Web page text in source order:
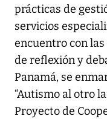
prácticas de
servicios
encuentro con
de reflexión y
Panamá, se
“Autismo al otro
Proyecto de